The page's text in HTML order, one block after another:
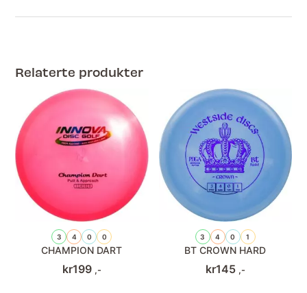
Relaterte produkter
3 4 0 0
CHAMPION DART
kr199 ,-
3 4 0 1
BT CROWN HARD
kr145 ,-